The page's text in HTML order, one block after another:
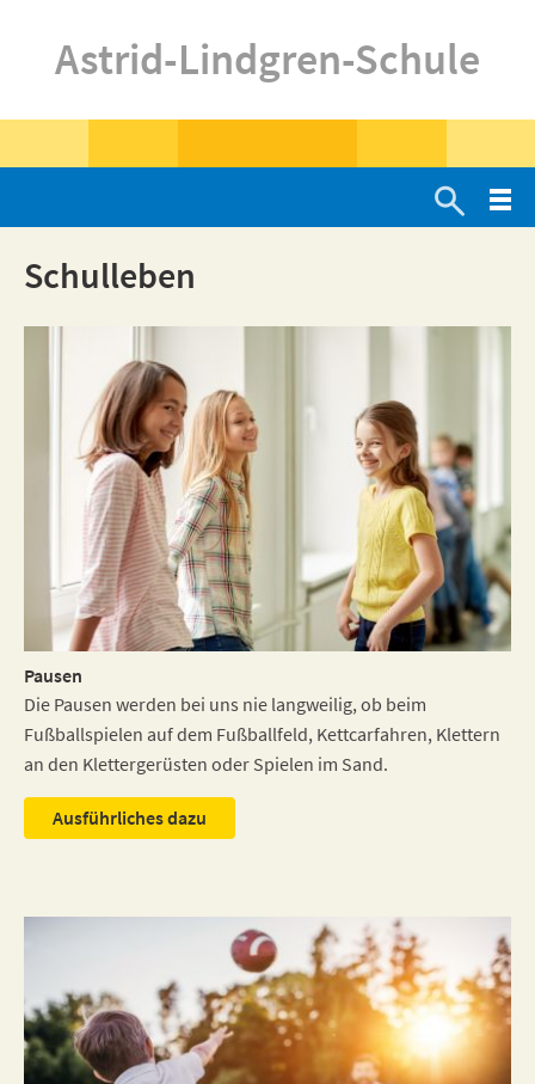
Astrid-Lindgren-Schule

Schulleben
Pausen
Die Pausen werden bei uns nie langweilig, ob beim
Fußballspielen auf dem Fußballfeld, Kettcarfahren, Klettern
an den Klettergerüsten oder Spielen im Sand.
Ausführliches dazu